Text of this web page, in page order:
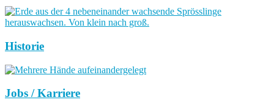
Historie
Jobs / Karriere